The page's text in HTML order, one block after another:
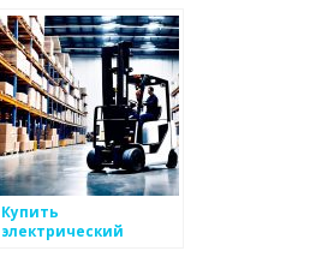
цене в Москве
Купить
электрический